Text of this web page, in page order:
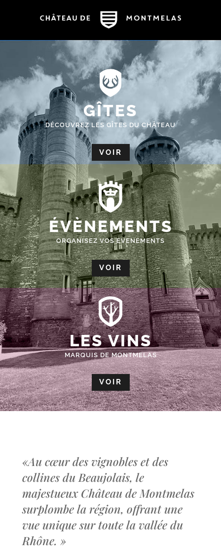
GÎTES
DÉCOUVREZ LES GÎTES DU CHÂTEAU
VOIR
ÉVÈNEMENTS
ORGANISEZ VOS EVENEMENTS
VOIR
LES VINS
MARQUIS DE MONTMELAS
VOIR
«Au cœur des vignobles et des
collines du Beaujolais, le
majestueux Château de Montmelas
surplombe la région, offrant une
vue unique sur toute la vallée du
Rhône. »